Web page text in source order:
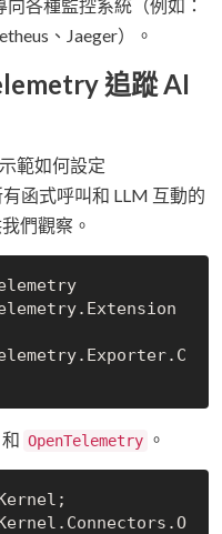
各種監控系統（例如：
、Jaeger）。
追蹤 AI
範如何設定
函式呼叫和 LLM 互動的
們觀察。
和 OpenTelemetry 。